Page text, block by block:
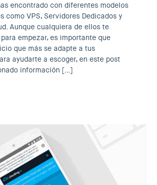
encontrado con diferentes modelos
como VPS, Servidores Dedicados y
Aunque cualquiera de ellos te
empezar, es importante que
que más se adapte a tus
ayudarte a escoger, en este post
información […]